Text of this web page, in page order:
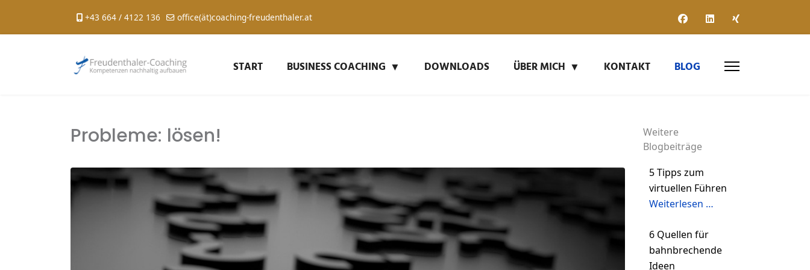
+43 664 / 4122 136 office(ät)coaching-freudenthaler.at
START BUSINESS COACHING DOWNLOADS ÜBER MICH KONTAKT BLOG
Probleme: lösen!
Weitere
Blogbeiträge
5 Tipps zum
virtuellen Führen
Weiterlesen …
6 Quellen für
bahnbrechende
Ideen